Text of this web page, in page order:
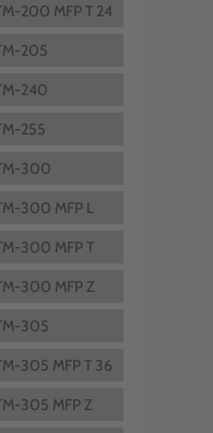
200 MFP T 24
205
240
255
300
300 MFP L
300 MFP T
300 MFP Z
305
305 MFP T 36
305 MFP Z